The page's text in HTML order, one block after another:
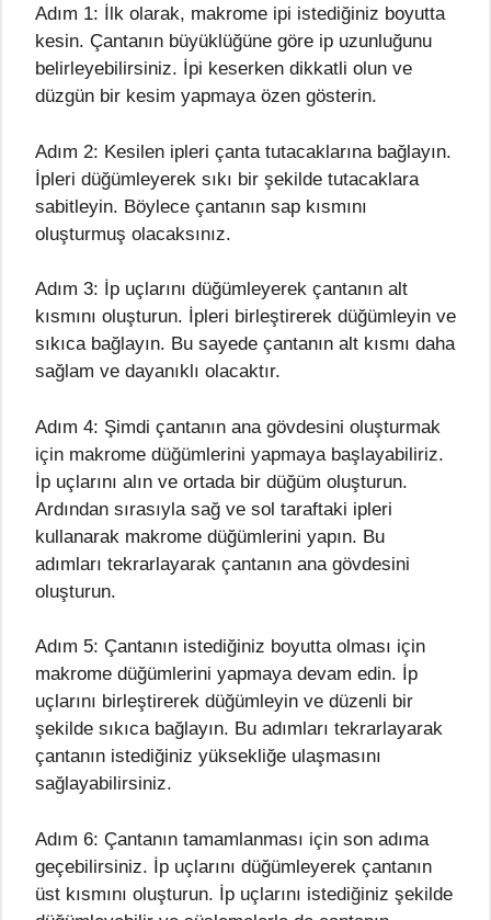
Adım 1: İlk olarak, makrome ipi istediğiniz boyutta
kesin. Çantanın büyüklüğüne göre ip uzunluğunu
belirleyebilirsiniz. İpi keserken dikkatli olun ve
düzgün bir kesim yapmaya özen gösterin.
Adım 2: Kesilen ipleri çanta tutacaklarına bağlayın.
İpleri düğümleyerek sıkı bir şekilde tutacaklara
sabitleyin. Böylece çantanın sap kısmını
oluşturmuş olacaksınız.
Adım 3: İp uçlarını düğümleyerek çantanın alt
kısmını oluşturun. İpleri birleştirerek düğümleyin ve
sıkıca bağlayın. Bu sayede çantanın alt kısmı daha
sağlam ve dayanıklı olacaktır.
Adım 4: Şimdi çantanın ana gövdesini oluşturmak
için makrome düğümlerini yapmaya başlayabiliriz.
İp uçlarını alın ve ortada bir düğüm oluşturun.
Ardından sırasıyla sağ ve sol taraftaki ipleri
kullanarak makrome düğümlerini yapın. Bu
adımları tekrarlayarak çantanın ana gövdesini
oluşturun.
Adım 5: Çantanın istediğiniz boyutta olması için
makrome düğümlerini yapmaya devam edin. İp
uçlarını birleştirerek düğümleyin ve düzenli bir
şekilde sıkıca bağlayın. Bu adımları tekrarlayarak
çantanın istediğiniz yüksekliğe ulaşmasını
sağlayabilirsiniz.
Adım 6: Çantanın tamamlanması için son adıma
geçebilirsiniz. İp uçlarını düğümleyerek çantanın
üst kısmını oluşturun. İp uçlarını istediğiniz şekilde